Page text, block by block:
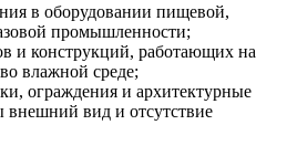
в оборудовании пищевой,
промышленности;
и конструкций, работающих на
влажной среде;​
ограждения и архитектурные
внешний вид и отсутствие